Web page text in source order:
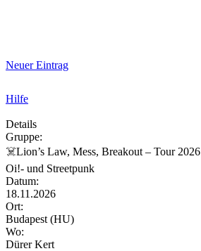
Neuer Eintrag
Hilfe
Details
Gruppe:
☠️Lion’s Law, Mess, Breakout – Tour 2026
Oi!- und Streetpunk
Datum:
18.11.2026
Ort:
Budapest (HU)
Wo:
Dürer Kert